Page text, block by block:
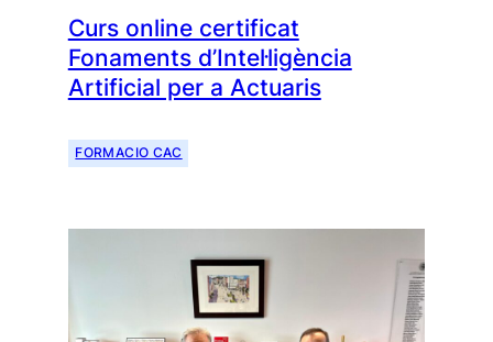
Curs online certificat
Fonaments d’Intel·ligència
Artificial per a Actuaris
FORMACIO CAC